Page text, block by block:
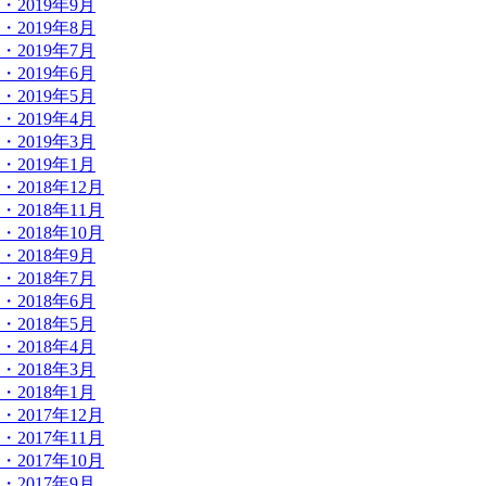
・2019年9月
・2019年8月
・2019年7月
・2019年6月
・2019年5月
・2019年4月
・2019年3月
・2019年1月
・2018年12月
・2018年11月
・2018年10月
・2018年9月
・2018年7月
・2018年6月
・2018年5月
・2018年4月
・2018年3月
・2018年1月
・2017年12月
・2017年11月
・2017年10月